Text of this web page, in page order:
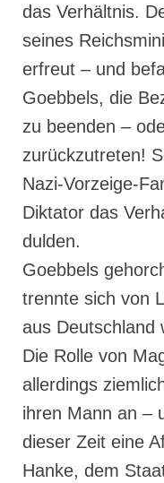
das Verhältnis.
seines
erfreut – und
Goebbels, die
zu beenden –
zurückzutreten!
Nazi-Vorzeige-
Diktator das
dulden.
Goebbels
trennte sich von
aus Deutschland
Die Rolle von
allerdings
ihren Mann an –
dieser Zeit eine
Hanke, dem